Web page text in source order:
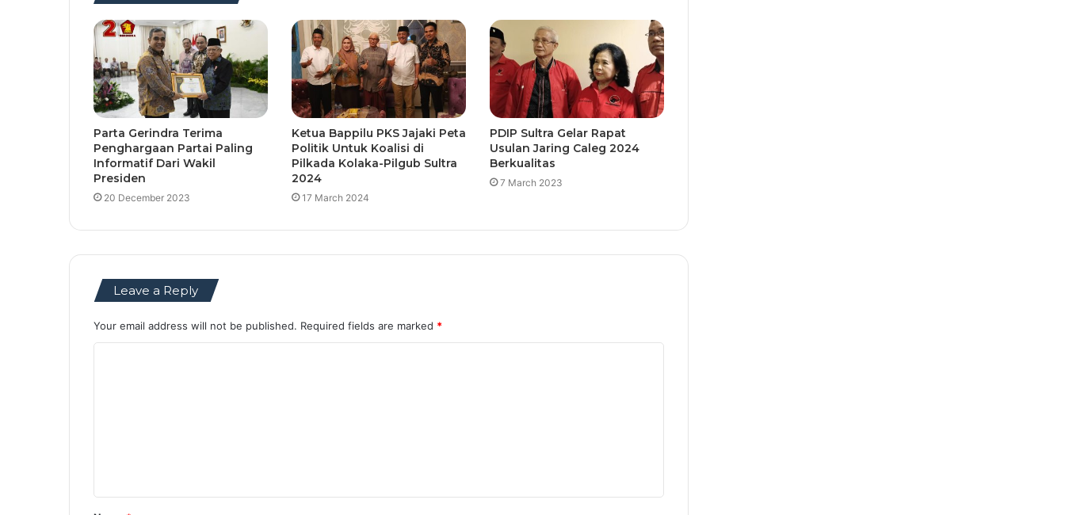
Parta Gerindra Terima
Penghargaan Partai Paling
Informatif Dari Wakil
Presiden
20 December 2023
Ketua Bappilu PKS Jajaki Peta
Politik Untuk Koalisi di
Pilkada Kolaka-Pilgub Sultra
2024
17 March 2024
PDIP Sultra Gelar Rapat
Usulan Jaring Caleg 2024
Berkualitas
7 March 2023
Leave a Reply
Your email address will not be published. Required fields are marked *
t